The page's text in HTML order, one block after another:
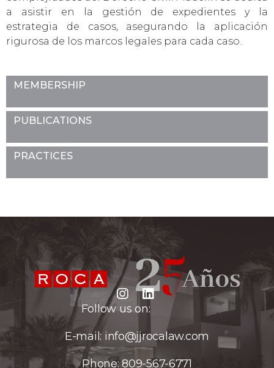
a asistir en la gestión de expedientes y la
estrategia de casos, asegurando la aplicación
rigurosa de los marcos legales para cada caso.
MEMBERSHIP
PUBLICATIONS
PRACTICES
Follow us on:
E-mail: info@jjrocalaw.com
Phone:809-567-6771